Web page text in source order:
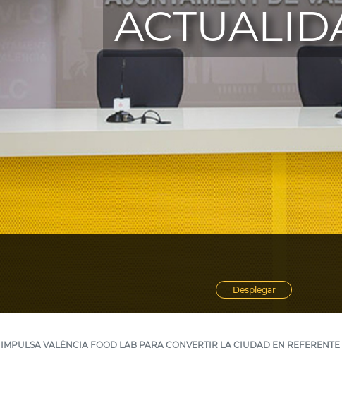
Desplegar
VALÈNCIA FOOD LAB PARA CONVERTIR LA CIUDAD EN